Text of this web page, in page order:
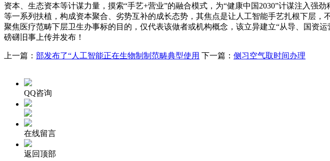
资本、生态资本等计谋力量，摸索“手艺+营业”的融合模式，为“健康中国2030”计谋注入强
等一系列扶植，构成资本聚合、劣势互补的成长态势，其焦点是让人工智能手艺扎根下层
聚焦医疗范畴下层卫生办事标的目的，仅代表该做者或机构概念，该立异建立“从导、国资
磅礴旧事上传并发布！
上一篇： 部发布了“人工智能正在生物制制范畴典型使用 下一篇： 侧习空气取时间办理
QQ咨询
在线留言
返回顶部